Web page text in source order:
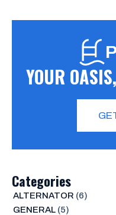
YOUR
Categories
ALTERNATOR (6)
GENERAL(5)